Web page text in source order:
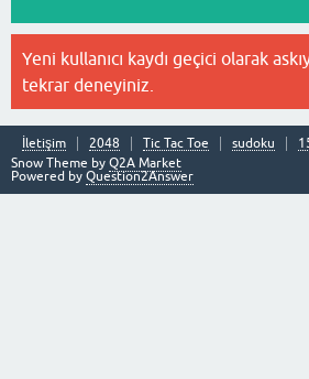
Yeni kullanıcı kaydı geçici olarak
tekrar deneyiniz.
İletişim 2048 Tic Tac Toe sudoku
Snow Theme by Q2A Market
Powered by Question2Answer